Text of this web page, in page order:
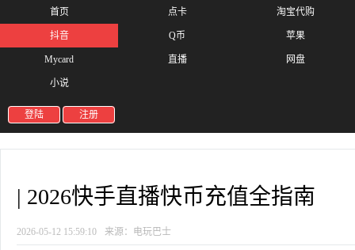
首页 点卡 淘宝代购
抖音 Q币 苹果
Mycard 直播 网盘
小说
登陆 注册
| 2026快手直播快币充值全指南
2026-05-12 15:59:10 来源：电玩巴士